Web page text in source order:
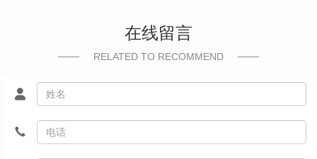
在线留言
RELATED TO RECOMMEND